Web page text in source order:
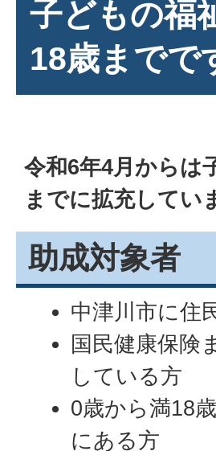
子どもの福
18歳までで
令和6年4月からは
までに拡充してい
助成対象者
中津川市に住
国民健康保険
している方
0歳から満18
にある方